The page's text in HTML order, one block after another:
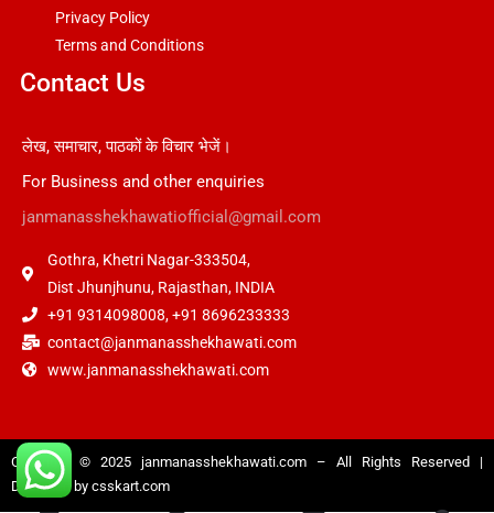
Privacy Policy
Terms and Conditions
Contact Us
लेख, समाचार, पाठकों के विचार भेजें।
For Business and other enquiries
janmanasshekhawatiofficial@gmail.com
Gothra, Khetri Nagar-333504,
Dist Jhunjhunu, Rajasthan, INDIA
+91 9314098008, +91 8696233333
contact@janmanasshekhawati.com
www.janmanasshekhawati.com
Copyright © 2025 janmanasshekhawati.com – All Rights Reserved |
Designed by csskart.com